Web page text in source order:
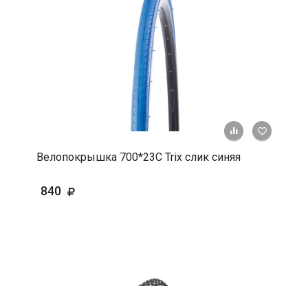
+ К
Велопокрышка 700*23C Trix слик синяя
840